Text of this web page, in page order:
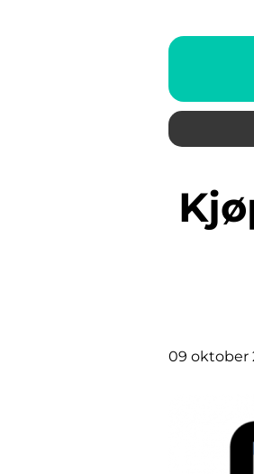
Kjøpe Leilighet – Din Ultimate
09 oktober